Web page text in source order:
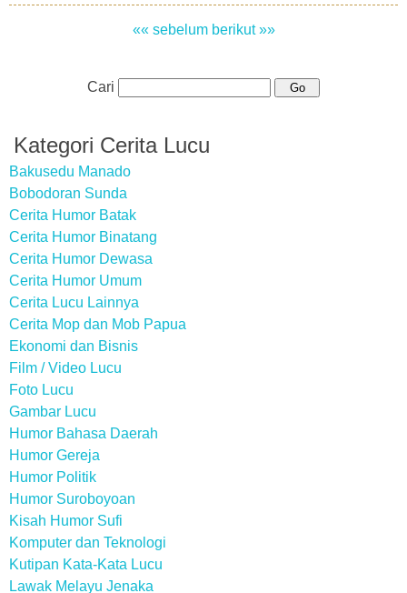
«« sebelum berikut »»
Cari
Kategori Cerita Lucu
Bakusedu Manado
Bobodoran Sunda
Cerita Humor Batak
Cerita Humor Binatang
Cerita Humor Dewasa
Cerita Humor Umum
Cerita Lucu Lainnya
Cerita Mop dan Mob Papua
Ekonomi dan Bisnis
Film / Video Lucu
Foto Lucu
Gambar Lucu
Humor Bahasa Daerah
Humor Gereja
Humor Politik
Humor Suroboyoan
Kisah Humor Sufi
Komputer dan Teknologi
Kutipan Kata-Kata Lucu
Lawak Melayu Jenaka